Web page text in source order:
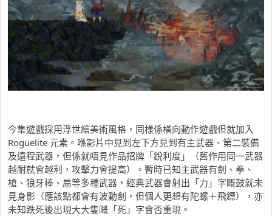
今集遊戲採用浮世繪美術風格，同樣係橫向動作遊戲但就加入
Roguelite 元素。喺影片中見到左下方見到有主武器、第二裝備
及遠程武器，但係就唔見作品招牌「銳利度」（舊作用同一武器
越耐就會越利，攻擊力會提高）。暫時已知主武器有劍、拳、
槍、狼牙棒、扇等多種武器，經典武器會射出「力」字嘅鼓就未
見身影（應該點都會有波動劍，但個人更想有陀螺＋飛鏢），亦
未知跌死後出現大大隻嘅「死」字會否重現。